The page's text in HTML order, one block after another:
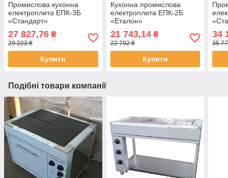
Промислова кухонна
електроплита ЕПК-3Б
«Стандарт»
27 827,76 ₴
29 223 ₴
Купити
Кухонна промислова
електроплита ЕПК-2Б
«Еталон»
21 743,14₴
22 792 ₴
Купити
34
35
Подібні товари компанії